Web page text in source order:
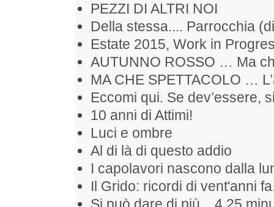
PEZZI DI ALTRI NOI
Della stessa.... Parrocchia
Estate 2015, Work in
AUTUNNO ROSSO … Ma
MA CHE SPETTACOLO …
Eccomi qui. Se dev’essere,
10 anni di Attimi!
Luci e ombre
Al di là di questo addio
I capolavori nascono dalla
Il Grido: ricordi di vent'anni